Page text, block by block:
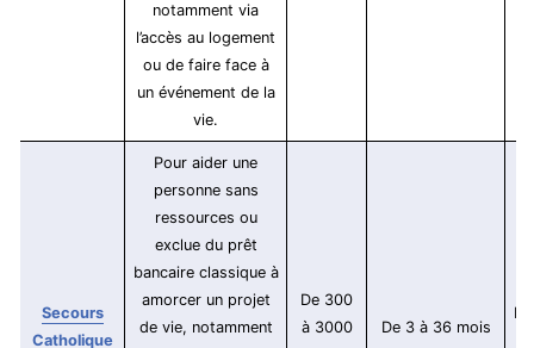
notamment via
l’accès au logement
ou de faire face à
un événement de la
vie.
Secours
Catholique
Pour aider une
personne sans
ressources ou
exclue du prêt
bancaire classique à
amorcer un projet
de vie, notamment
De 300
à 3000
De 3 à 36 mois